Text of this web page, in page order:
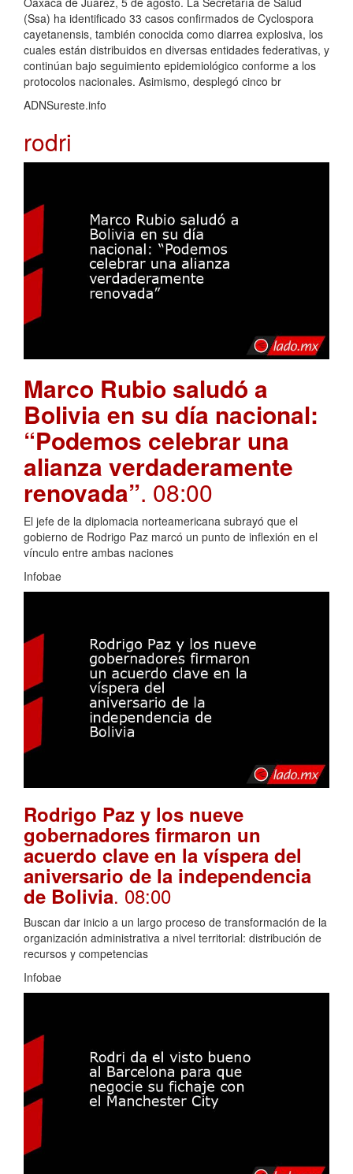
(Ssa) ha identificado 33 casos confirmados de Cyclospora
cayetanensis, también conocida como diarrea explosiva, los
cuales están distribuidos en diversas entidades federativas, y
continúan bajo seguimiento epidemiológico conforme a los
protocolos nacionales. Asimismo, desplegó cinco br
ADNSureste.info
rodri
Marco Rubio saludó a
Bolivia en su día nacional:
“Podemos celebrar una
alianza verdaderamente
renovada”. 08:00
El jefe de la diplomacia norteamericana subrayó que el
gobierno de Rodrigo Paz marcó un punto de inflexión en el
vínculo entre ambas naciones
Infobae
Rodrigo Paz y los nueve
gobernadores firmaron un
acuerdo clave en la víspera del
aniversario de la independencia
de Bolivia. 08:00
Buscan dar inicio a un largo proceso de transformación de la
organización administrativa a nivel territorial: distribución de
recursos y competencias
Infobae